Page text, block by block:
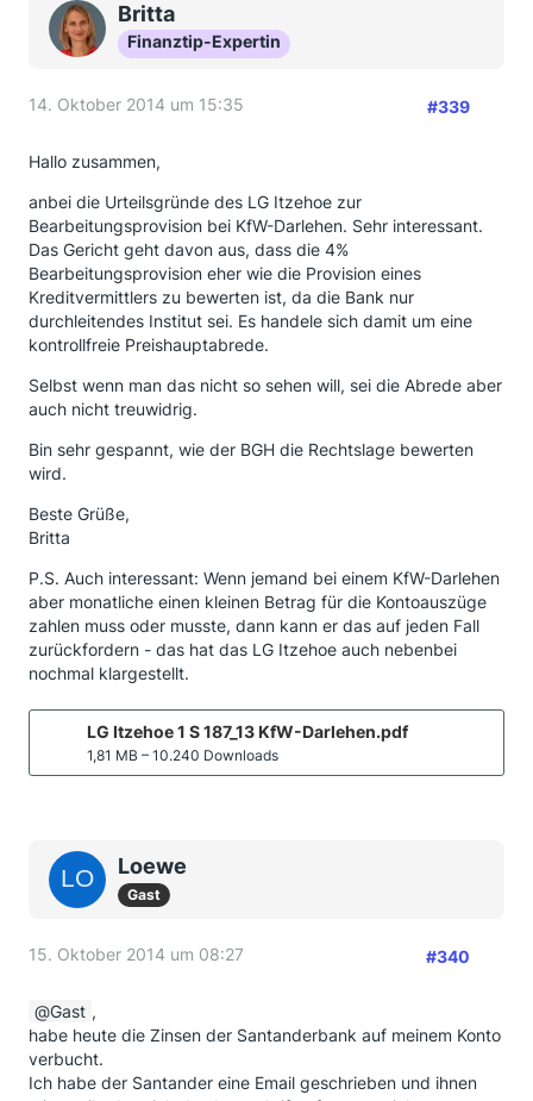
Britta
Finanztip-Expertin
14. Oktober 2014 um 15:35 #339
Hallo zusammen,
anbei die Urteilsgründe des LG Itzehoe zur
Bearbeitungsprovision bei KfW-Darlehen. Sehr interessant.
Das Gericht geht davon aus, dass die 4%
Bearbeitungsprovision eher wie die Provision eines
Kreditvermittlers zu bewerten ist, da die Bank nur
durchleitendes Institut sei. Es handele sich damit um eine
kontrollfreie Preishauptabrede.
Selbst wenn man das nicht so sehen will, sei die Abrede aber
auch nicht treuwidrig.
Bin sehr gespannt, wie der BGH die Rechtslage bewerten
wird.
Beste Grüße,
Britta
P.S. Auch interessant: Wenn jemand bei einem KfW-Darlehen
aber monatliche einen kleinen Betrag für die Kontoauszüge
zahlen muss oder musste, dann kann er das auf jeden Fall
zurückfordern - das hat das LG Itzehoe auch nebenbei
nochmal klargestellt.
LG Itzehoe 1 S 187_13 KfW-Darlehen.pdf
1,81 MB – 10.240 Downloads
Loewe
Gast
15. Oktober 2014 um 08:27 #340
Gast ,
habe heute die Zinsen der Santanderbank auf meinem Konto
verbucht.
Ich habe der Santander eine Email geschrieben und ihnen